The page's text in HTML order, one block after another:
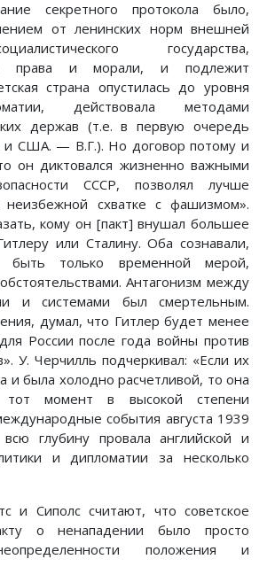
секретного протокола было,
от ленинских норм внешней
государства,
права и морали, и подлежит
страна опустилась до уровня
действовала методами
держав (т.е. в первую очередь
и США. — В.Г.). Но договор потому и
он диктовался жизненно важными
СССР, позволял лучше
неизбежной схватке с фашизмом».
кому он [пакт] внушал большее
или Сталину. Оба сознавали,
только временной мерой,
Антагонизм между
и системами был смертельным.
думал, что Гитлер будет менее
России после года войны против
У. Черчилль подчеркивал: «Если их
и была холодно расчетливой, то она
момент в высокой степени
события августа 1939
глубину провала английской и
и дипломатии за несколько
и Сиполс считают, что советское
о ненападении было просто
положения и